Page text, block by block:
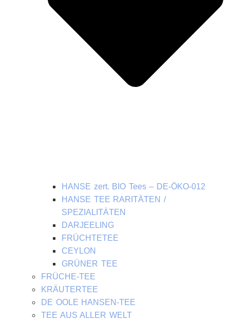
HANSE zert. BIO Tees – DE-ÖKO-012
HANSE TEE RARITÄTEN /
SPEZIALITÄTEN
DARJEELING
FRÜCHTETEE
CEYLON
GRÜNER TEE
FRÜCHE-TEE
KRÄUTERTEE
DE OOLE HANSEN-TEE
TEE AUS ALLER WELT